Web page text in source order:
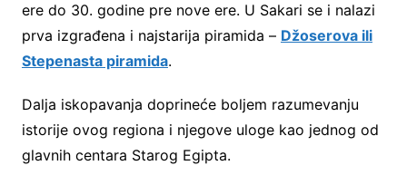
ere do 30. godine pre nove ere. U Sakari se i nalazi
prva izgrađena i najstarija piramida – Džoserova ili
Stepenasta piramida.
Dalja iskopavanja doprineće boljem razumevanju
istorije ovog regiona i njegove uloge kao jednog od
glavnih centara Starog Egipta.